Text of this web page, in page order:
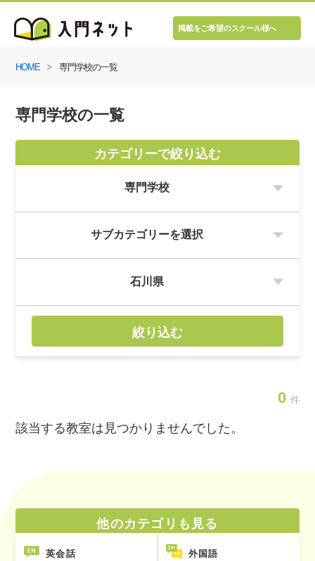
掲載をご希望のスクール様へ
HOME 専門学校の一覧
専門学校の一覧
カテゴリーで絞り込む
絞り込む
0 件
該当する教室は見つかりませんでした。
他のカテゴリも見る
英会話 外国語